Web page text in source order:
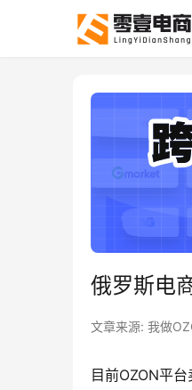
俄罗斯电
文章来源: 我做
目前OZON平